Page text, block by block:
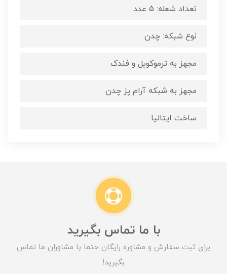
تعداد شعله: 5 عدد
نوع شبکه: چدن
مجهز به ترموکوپل و فندک
مجهز به شبکه آرام پز چدن
ساخت ایتالیا
با ما تماس بگیرید
برای ثبت سفارش و مشاوره رایگان حتما با مشاوران ما تماس
بگیرید!